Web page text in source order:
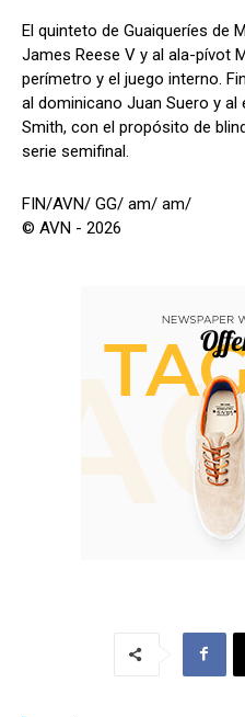
El quinteto de Guaiqueríes de
James Reese V y al ala-pívot
perímetro y el juego interno.
al dominicano Juan Suero y
Smith, con el propósito de
serie semifinal.
FIN/AVN/ GG/ am/ am/
© AVN - 2026